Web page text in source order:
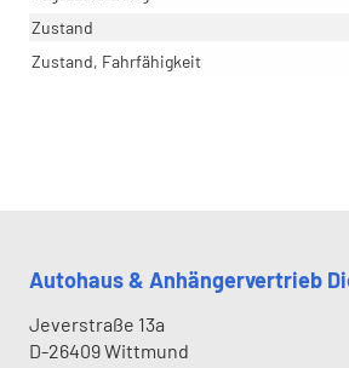
Zustand
Zustand, Fahrfähigkeit
Autohaus & Anhängervertrieb
Jeverstraße 13a
D-26409Wittmund